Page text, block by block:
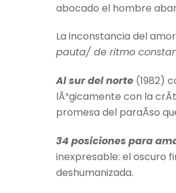
abocado el hombre
La inconstancia del
pauta/ de ritmo
Al sur del norte (1982)
lÃ³gicamente con la
promesa del paraÃ­so
34 posiciones para
inexpresable: el oscuro
deshumanizada.